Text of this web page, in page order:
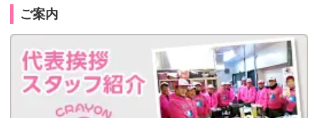
ご案内